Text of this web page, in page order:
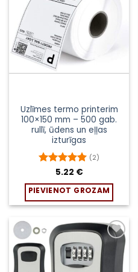
sarakstam
Uzlīmes termo printerim
100×150 mm – 500 gab.
rullī, ūdens un eļļas
izturīgas
Novērtēts
(2)
5.22 €
PIEVIENOT GROZAM
Pievienot
sarakstam